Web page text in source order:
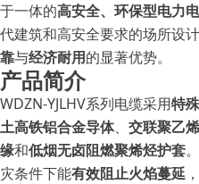
于一体的高安全、环保型电力
代建筑和高安全要求的场所设
靠与经济耐用的显著优势。
产品简介
WDZN-YJLHV系列电缆采用特
土高铁铝合金导体、 交联聚乙
缘和低烟无卤阻燃聚烯烃护套
灾条件下能有效阻止火焰蔓延